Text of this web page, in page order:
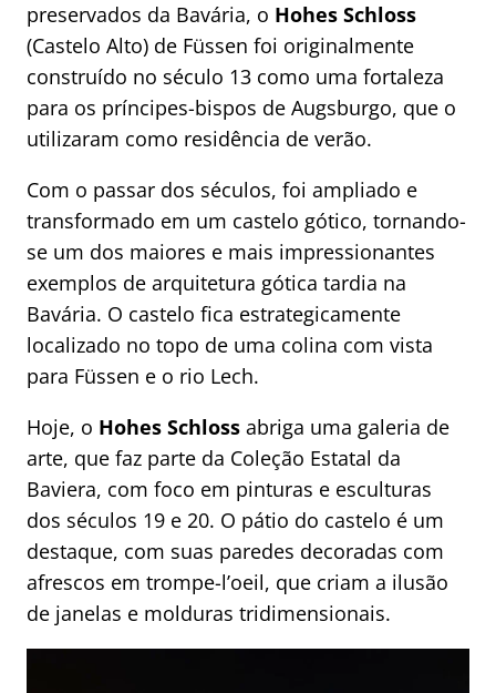
preservados da Bavária, o Hohes Schloss
(Castelo Alto) de Füssen foi originalmente
construído no século 13 como uma fortaleza
para os príncipes-bispos de Augsburgo, que o
utilizaram como residência de verão.
Com o passar dos séculos, foi ampliado e
transformado em um castelo gótico, tornando-
se um dos maiores e mais impressionantes
exemplos de arquitetura gótica tardia na
Bavária. O castelo fica estrategicamente
localizado no topo de uma colina com vista
para Füssen e o rio Lech.
Hoje, o Hohes Schloss abriga uma galeria de
arte, que faz parte da Coleção Estatal da
Baviera, com foco em pinturas e esculturas
dos séculos 19 e 20. O pátio do castelo é um
destaque, com suas paredes decoradas com
afrescos em trompe-l’oeil, que criam a ilusão
de janelas e molduras tridimensionais.